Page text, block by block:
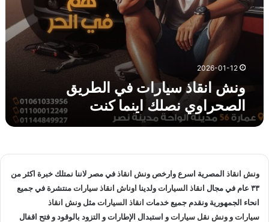
ا
ي
ق
ل
ح
2026-01-12
ونش انقاذ سيارات في الطريق
الصحراوي نصلك اينما كنت
ونش انقاذ المصرية اسرع وارخص ونش انقاذفي مصر لاننا نمتلك خبرة اكثر من
٣٣ عام في مجال
انقاذ السياراتولدينا اوناش انقاذ سياراتمنتشرة في جميع
انحاء الجمهورية ونقدم جميع خدمات انقاذ السياراتمثل ونش انقاذ
سياراتو ونش نقل سياراتو استبدال الإطارات و التزود بالوقود و فتح اقفال